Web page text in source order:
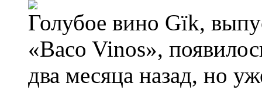
Голубое вино Gïk,
«Baco Vinos»,
два месяца назад, но